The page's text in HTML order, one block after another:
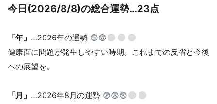
今日(2026/8/8)の総合運勢…23点
「年」 …2026年の運勢 😨😨
健康面に問題が発生しやすい時期。これまでの反省と今後
への展望を。
「月」 …2026年8月の運勢 😨😨😨